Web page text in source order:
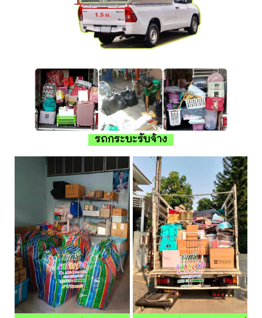
รถกระบะรับจ้าง